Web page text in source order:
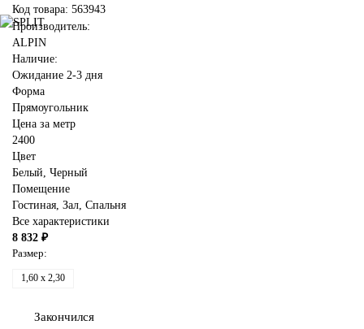
Код товара: 563943
Производитель:
ALPIN
Наличие:
Ожидание 2-3 дня
Форма
Прямоугольник
Цена за метр
2400
Цвет
Белый, Черный
Помещение
Гостиная, Зал, Спальня
Все характеристики
8 832 ₽
Размер:
1,60 x 2,30
Закончился